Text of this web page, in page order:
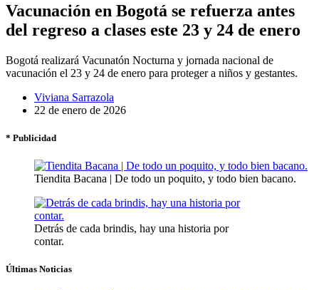
Vacunación en Bogotá se refuerza antes
del regreso a clases este 23 y 24 de enero
Bogotá realizará Vacunatón Nocturna y jornada nacional de
vacunación el 23 y 24 de enero para proteger a niños y gestantes.
Viviana Sarrazola
22 de enero de 2026
* Publicidad
Tiendita Bacana | De todo un poquito, y todo bien bacano.
Detrás de cada brindis, hay una historia por
contar.
Últimas Noticias